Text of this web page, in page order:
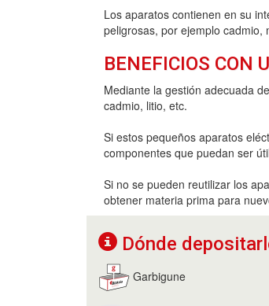
Los aparatos contienen en su
peligrosas, por ejemplo
BENEFICIOS CON
Mediante la gestión adecuada
cadmio, litio, etc.
Si estos pequeños aparatos
componentes que puedan ser
Si no se pueden reutilizar los
obtener materia prima para
Dónde
Garbigune